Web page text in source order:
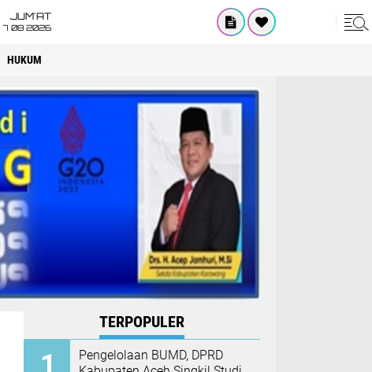
JUM'AT
7 08 2026
HUKUM
TERPOPULER
Pengelolaan BUMD, DPRD